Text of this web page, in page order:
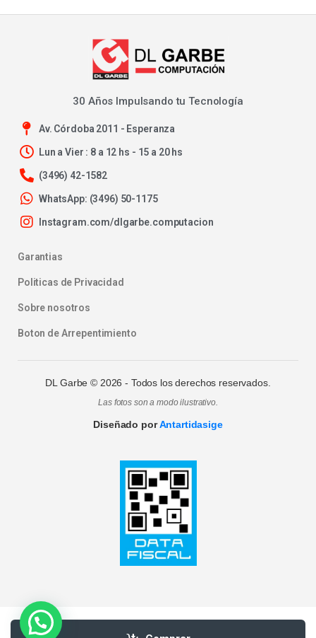
30 Años Impulsando tu Tecnología
Av. Córdoba 2011 - Esperanza
Lun a Vier : 8 a 12 hs - 15 a 20 hs
(3496) 42-1582
WhatsApp: (3496) 50-1175
Instagram.com/dlgarbe.computacion
Garantias
Politicas de Privacidad
Sobre nosotros
Boton de Arrepentimiento
DL Garbe © 2026 - Todos los derechos reservados.
Las fotos son a modo ilustrativo.
Diseñado porAntartidasige